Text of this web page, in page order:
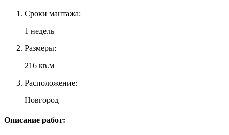
Сроки мантажа:
1 недель
Размеры:
216 кв.м
Расположение:
Новгород
Описание работ: